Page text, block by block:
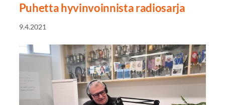
Puhetta hyvinvoinnista radiosarja
9.4.2021